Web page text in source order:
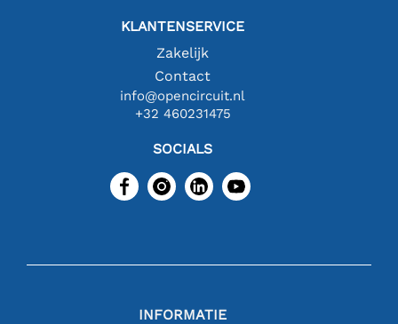
KLANTENSERVICE
Zakelijk
Contact
info@opencircuit.nl
+32 460231475
SOCIALS
INFORMATIE